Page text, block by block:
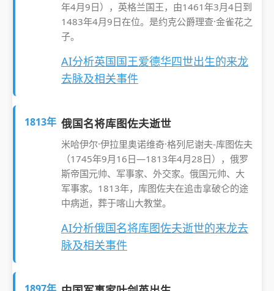
年4月9日），英格兰国王，由1461年3月4日到
1483年4月9日在位。是约克公爵理查·金雀花之
子。
AI分析英国国王爱德华四世出生的来龙
去脉及相关事件
1813年 俄国名将库图佐夫逝世
米哈伊尔·伊拉里奥诺维奇·格列尼谢夫-库图佐夫
（1745年9月16日—1813年4月28日），俄罗
斯帝国元帅、军事家、外交家。俄国元帅、大
军事家。1813年，库图佐夫在追击拿破仑的途
中病逝，葬于喀山大教堂。
AI分析俄国名将库图佐夫逝世的来龙去
脉及相关事件